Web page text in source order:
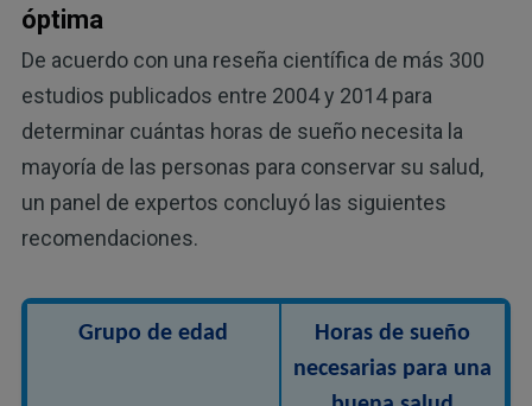
óptima
De acuerdo con una reseña científica de más 300
estudios publicados entre 2004 y 2014 para
determinar cuántas horas de sueño necesita la
mayoría de las personas para conservar su salud,
un panel de expertos concluyó las siguientes
recomendaciones.
Grupo de edad
Horas de sueño
necesarias para una